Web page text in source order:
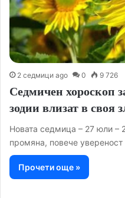
2 седмици ago 0 9 726
Седмичен хороскоп
зодии влизат в своя
Новата седмица – 27 юли –
промяна, повече
Прочети още »